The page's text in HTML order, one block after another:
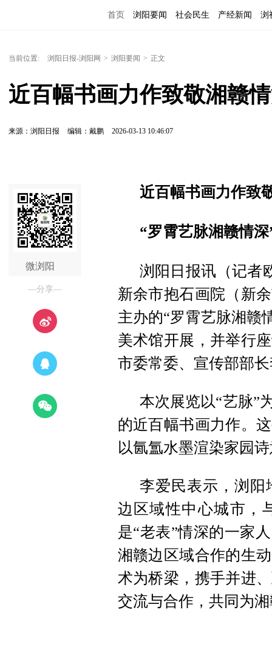
首页 浏阳要闻 社会民生 产经新闻 浏
当前位置: 浏阳日报-浏阳网 > 浏阳要闻 > 正文
近百幅书画力作致敬湘赣
来源：浏阳日报 编辑：戴鹏 2026-03-13 10:46:07
微浏阳
—分享—
近百幅书画力作致
“罗霄艺脉湘赣情
浏阳日报讯（记者
新余市抱石画院（新
主办的“罗霄艺脉湘赣
美术馆开展，并举行
市委常委、宣传部部
本次展览以“艺脉”
的近百幅书画力作。
以氤氲水墨渲染家园
李爱民表示，浏
边区域性中心城市，
是“老表”情深的一家
湘赣边区域合作的生
术为桥梁，携手并进
交流与合作，共同为